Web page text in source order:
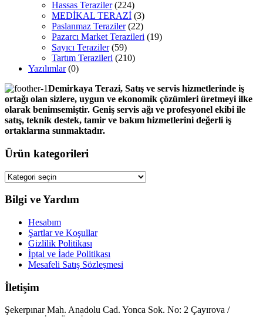
Hassas Teraziler (224)
MEDİKAL TERAZİ (3)
Paslanmaz Teraziler (22)
Pazarcı Market Terazileri (19)
Sayıcı Teraziler (59)
Tartım Terazileri (210)
Yazılımlar (0)
Demirkaya Terazi, Satış ve servis hizmetlerinde iş
ortağı olan sizlere, uygun ve ekonomik çözümleri üretmeyi ilke
olarak benimsemiştir. Geniş servis ağı ve profesyonel ekibi ile
satış, teknik destek, tamir ve bakım hizmetlerini değerli iş
ortaklarına sunmaktadır.
Ürün kategorileri
Bilgi ve Yardım
Hesabım
Şartlar ve Koşullar
Gizlilik Politikası
İptal ve İade Politikası
Mesafeli Satış Sözleşmesi
İletişim
Şekerpınar Mah. Anadolu Cad. Yonca Sok. No: 2 Çayırova /